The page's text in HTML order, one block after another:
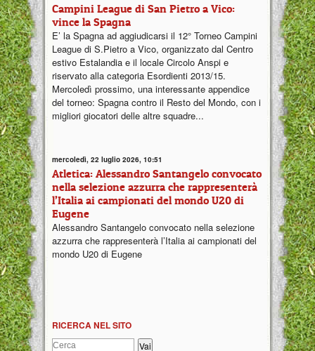
Campini League di San Pietro a Vico:
vince la Spagna
E’ la Spagna ad aggiudicarsi il 12° Torneo Campini
League di S.Pietro a Vico, organizzato dal Centro
estivo Estalandia e il locale Circolo Anspi e
riservato alla categoria Esordienti 2013/15.
Mercoledì prossimo, una interessante appendice
del torneo: Spagna contro il Resto del Mondo, con i
migliori giocatori delle altre squadre...
mercoledì, 22 luglio 2026, 10:51
Atletica: Alessandro Santangelo convocato
nella selezione azzurra che rappresenterà
l’Italia ai campionati del mondo U20 di
Eugene
Alessandro Santangelo convocato nella selezione
azzurra che rappresenterà l’Italia ai campionati del
mondo U20 di Eugene
RICERCA NEL SITO